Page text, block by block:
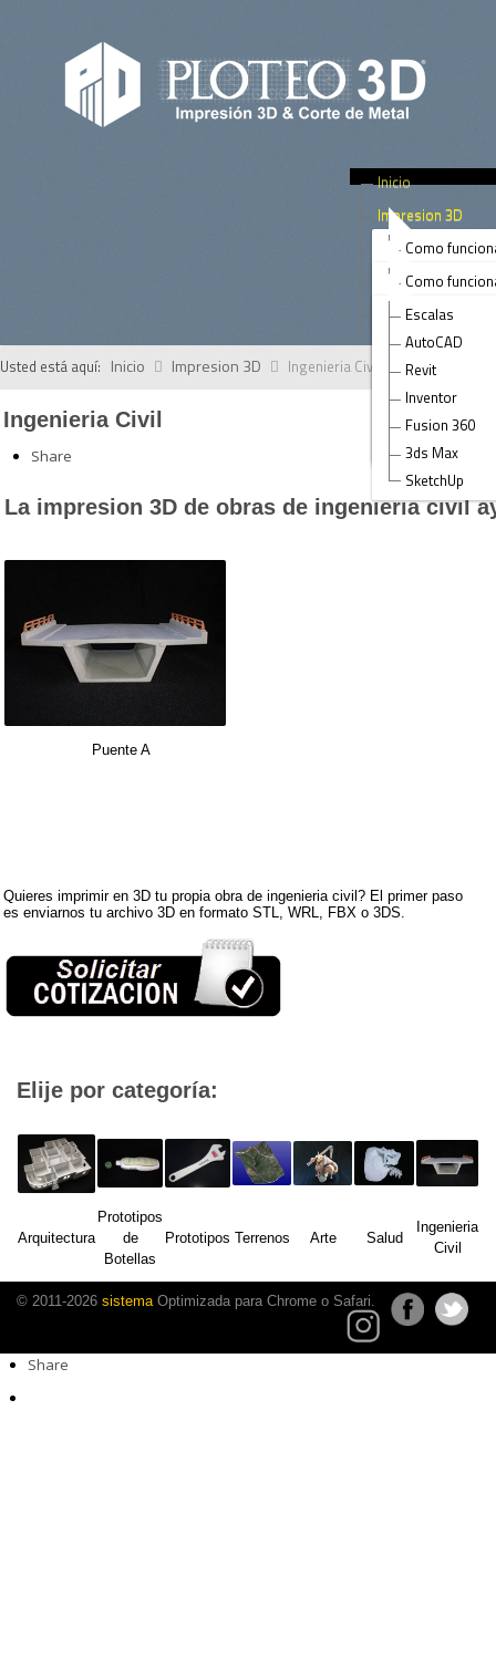
Inicio
Impresion 3D
Como
Arquitectura
Prototipos
Prototipos
Terrenos
Arte
Salud
Ingenieria Civil
Corte Metal Laser
Como
Rotulos
Paneles
Piezas
Muebles &
Paneles &
Tubos
Tips
Escalas
AutoCAD
Revit
Inventor
Fusion 360
3ds Max
SketchUp
Contacto
Usted está aquí: Inicio Impresion 3D Ingenieria Civil
Ingenieria Civil
Share
La impresion 3D de obras de ingenieria civil
Puente A
Quieres imprimir en 3D tu propia obra de ingenieria civil? El primer paso
es enviarnos tu archivo 3D en formato STL, WRL, FBX o 3DS.
Elije por categoría:
Arquitectura
Prototipos
de
Botellas
Prototipos Terrenos Arte Salud
Ingenieria
Civil
© 2011-2026 sistemaOptimizada para Chrome o Safari.
Share